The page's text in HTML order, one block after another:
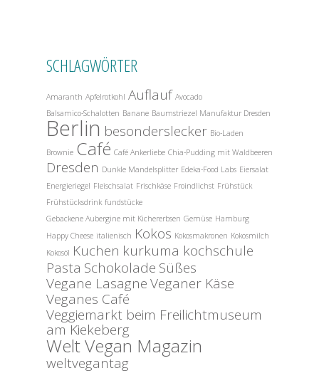
SCHLAGWÖRTER
Amaranth Apfelrotkohl Auflauf Avocado
Balsamico-Schalotten Banane Baumstriezel Manufaktur Dresden
Berlin besonderslecker Bio-Laden
Brownie Café Café Ankerliebe Chia-Pudding mit Waldbeeren
Dresden Dunkle Mandelsplitter Edeka-Food Labs Eiersalat
Energieriegel Fleischsalat Frischkäse Froindlichst Frühstück
Frühstücksdrink fundstücke
Gebackene Aubergine mit Kichererbsen Gemüse Hamburg
Happy Cheese italienisch Kokos Kokosmakronen Kokosmilch
Kokosöl Kuchen kurkuma kochschule
Pasta Schokolade Süßes
Vegane LasagneVeganer Käse
Veganes Café
Veggiemarkt beim Freilichtmuseum
am Kiekeberg
Welt Vegan Magazin
weltvegantag